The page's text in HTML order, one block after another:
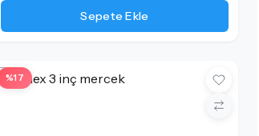
Sepete Ekle
%17